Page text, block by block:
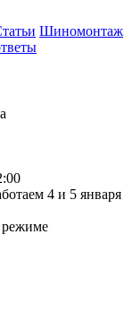
Шиномонтаж
4 и 5 января